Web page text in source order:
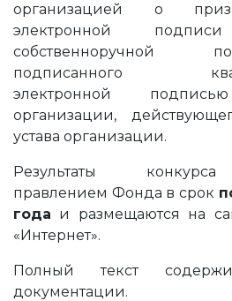
организацией о
электронной
собственноручной
подписанного
электронной
организации,
устава организации.
Результаты
правлением Фонда в срок
года и размещаются на
«Интернет».
Полный текст
документации.